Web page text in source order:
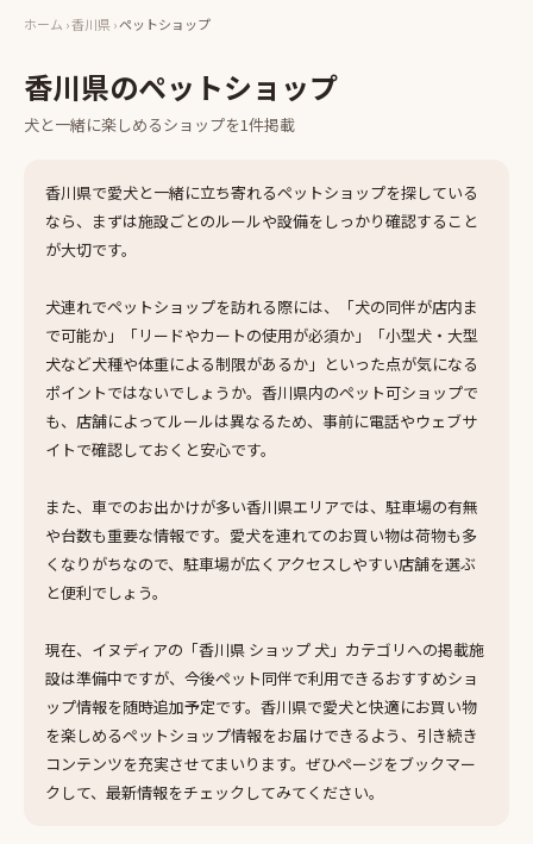
ホーム ›香川県›ペットショップ
香川県のペットショップ
犬と一緒に楽しめるショップを1件掲載
香川県で愛犬と一緒に立ち寄れるペットショップを探している
なら、まずは施設ごとのルールや設備をしっかり確認すること
が大切です。
犬連れでペットショップを訪れる際には、「犬の同伴が店内ま
で可能か」「リードやカートの使用が必須か」「小型犬・大型
犬など犬種や体重による制限があるか」といった点が気になる
ポイントではないでしょうか。香川県内のペット可ショップで
も、店舗によってルールは異なるため、事前に電話やウェブサ
イトで確認しておくと安心です。
また、車でのお出かけが多い香川県エリアでは、駐車場の有無
や台数も重要な情報です。愛犬を連れてのお買い物は荷物も多
くなりがちなので、駐車場が広くアクセスしやすい店舗を選ぶ
と便利でしょう。
現在、イヌディアの「香川県 ショップ 犬」カテゴリへの掲載施
設は準備中ですが、今後ペット同伴で利用できるおすすめショ
ップ情報を随時追加予定です。香川県で愛犬と快適にお買い物
を楽しめるペットショップ情報をお届けできるよう、引き続き
コンテンツを充実させてまいります。ぜひページをブックマー
クして、最新情報をチェックしてみてください。